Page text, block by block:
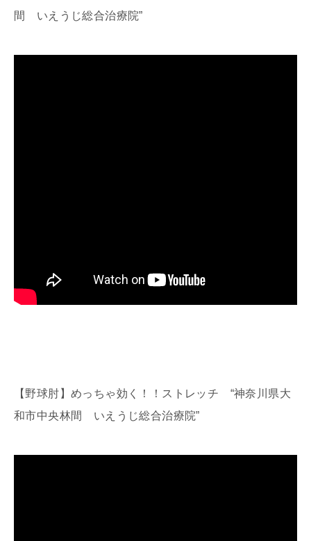
間 いえうじ総合治療院”
【野球肘】めっちゃ効く！！ストレッチ “神奈川県大
和市中央林間 いえうじ総合治療院”